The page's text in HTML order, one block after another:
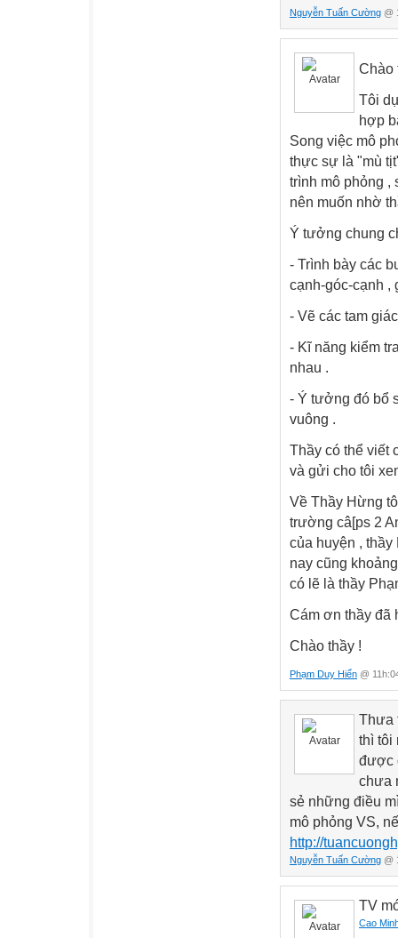
Nguyễn Tuấn Cường @
Chào
Tôi
hợp
Song việc mô
thực sự là "mù
trình mô phỏng ,
nên muốn nhờ
Ý tưởng chung
- Trình bày các
cạnh-góc-cạnh ,
- Vẽ các tam
- Kĩ năng kiểm
nhau .
- Ý tưởng đó bổ
vuông .
Thầy có thể viết
và gửi cho tôi
Về Thầy Hừng
trường câ[ps 2
của huyện ,
nay cũng
có lẽ là thầy
Cám ơn thầy đã
Chào thầy !
Phạm Duy Hiển @
Thưa
thì tôi
được
chưa
sẻ những điều
mô phỏng VS,
http://
Nguyễn Tuấn Cường @
TV
Cao